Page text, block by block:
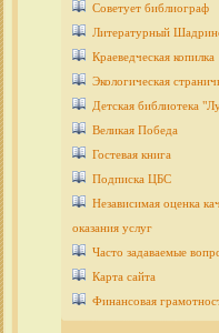
Советует библиограф
Литературный
Краеведческая копилка
Экологическая
Детcкая библиотека
Великая Победа
Гостевая книга
Подписка ЦБС
Независимая оценка
оказания услуг
Часто задаваемые
Карта сайта
Финансовая